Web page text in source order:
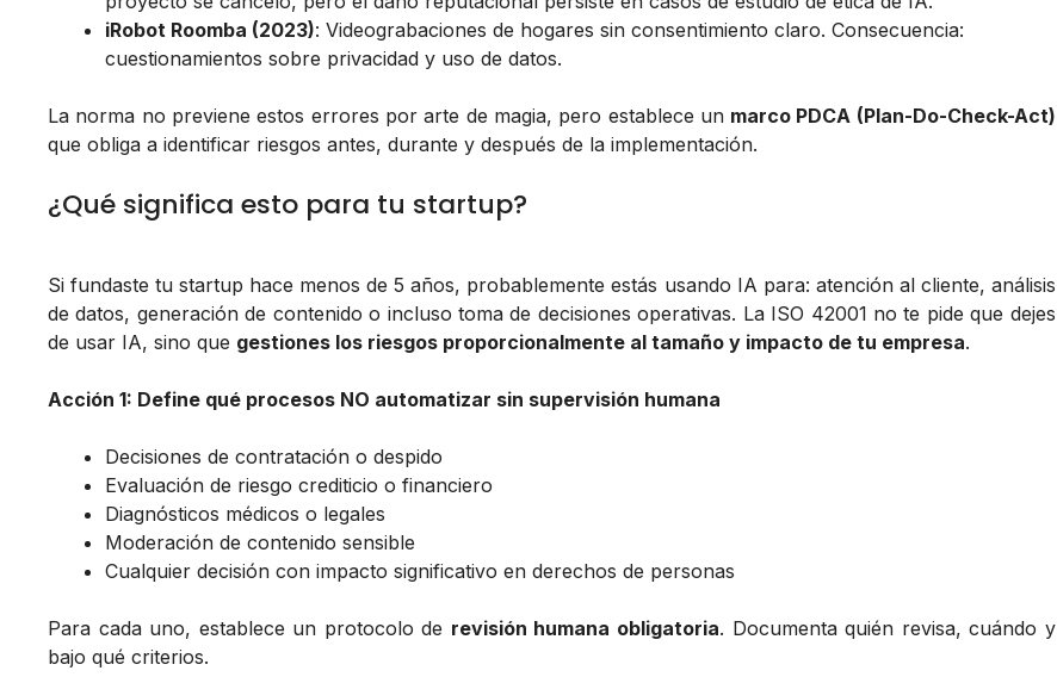
iRobot Roomba (2023): Videograbaciones de hogares sin consentimiento claro. Consecuencia:
cuestionamientos sobre privacidad y uso de datos.
La norma no previene estos errores por arte de magia, pero establece un marco PDCA (Plan-Do-Check-Act)
que obliga a identificar riesgos antes, durante y después de la implementación.
¿Qué significa esto para tu startup?
Si fundaste tu startup hace menos de 5 años, probablemente estás usando IA para: atención al cliente, análisis
de datos, generación de contenido o incluso toma de decisiones operativas. La ISO 42001 no te pide que dejes
de usar IA, sino que gestiones los riesgos proporcionalmente al tamaño y impacto de tu empresa.
Acción 1: Define qué procesos NO automatizar sin supervisión humana
Decisiones de contratación o despido
Evaluación de riesgo crediticio o financiero
Diagnósticos médicos o legales
Moderación de contenido sensible
Cualquier decisión con impacto significativo en derechos de personas
Para cada uno, establece un protocolo de revisión humana obligatoria. Documenta quién revisa, cuándo y
bajo qué criterios.